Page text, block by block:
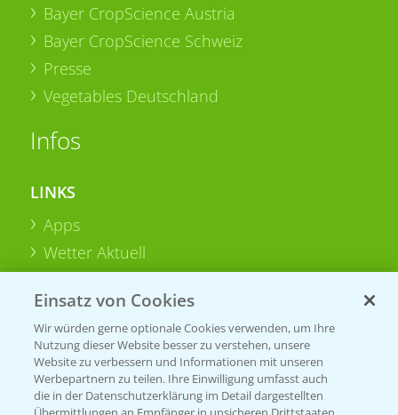
Bayer CropScience Austria
Bayer CropScience Schweiz
Presse
Vegetables Deutschland
Infos
LINKS
Apps
Wetter Aktuell
BROSCHÜREN
Ackerbau
Saatgut
Sonderkulturen
Einsatz von Cookies
Wir würden gerne optionale Cookies verwenden, um Ihre
Nutzung dieser Website besser zu verstehen, unsere
Website zu verbessern und Informationen mit unseren
Werbepartnern zu teilen. Ihre Einwilligung umfasst auch
die in der Datenschutzerklärung im Detail dargestellten